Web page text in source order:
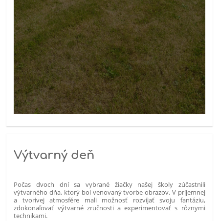
Výtvarný deň
Počas dvoch dní sa vybrané žiačky našej školy zúčastnili
výtvarného dňa, ktorý bol venovaný tvorbe obrazov. V príjemnej
a tvorivej atmosfére mali možnosť rozvíjať svoju fantáziu,
zdokonaľovať výtvarné zručnosti a experimentovať s rôznymi
technikami.